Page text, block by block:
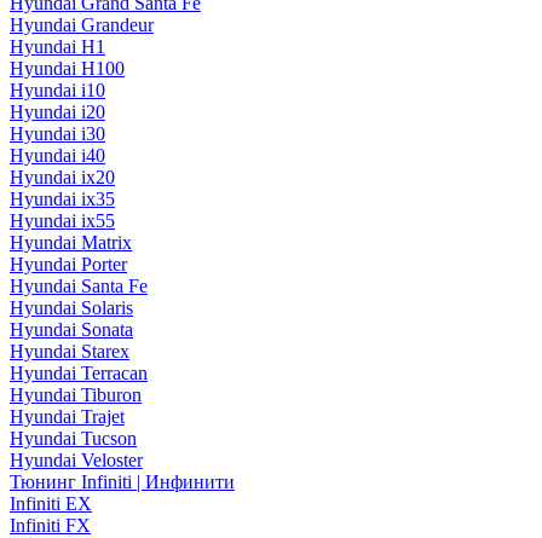
Hyundai Grandeur
Hyundai H1
Hyundai H100
Hyundai i10
Hyundai i20
Hyundai i30
Hyundai i40
Hyundai ix20
Hyundai ix35
Hyundai ix55
Hyundai Matrix
Hyundai Porter
Hyundai Santa Fe
Hyundai Solaris
Hyundai Sonata
Hyundai Starex
Hyundai Terracan
Hyundai Tiburon
Hyundai Trajet
Hyundai Tucson
Hyundai Veloster
Тюнинг Infiniti | Инфинити
Infiniti EX
Infiniti FX